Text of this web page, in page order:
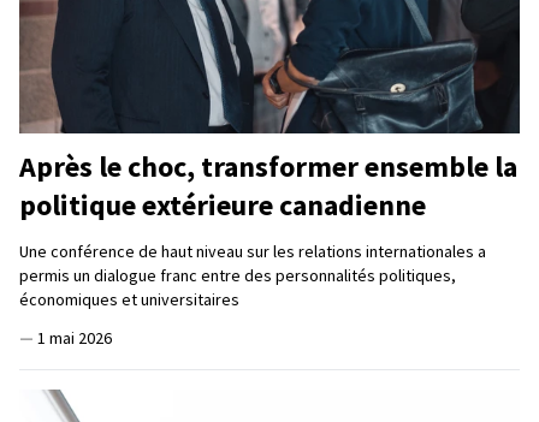
Après le choc, transformer ensemble la
politique extérieure canadienne
Une conférence de haut niveau sur les relations internationales a
permis un dialogue franc entre des personnalités politiques,
économiques et universitaires
— 1 mai 2026